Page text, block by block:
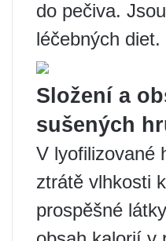
do pečiva.
léčebných diet.
Složení a
sušených
V lyofilizované
ztrátě vlhkosti
prospěšné